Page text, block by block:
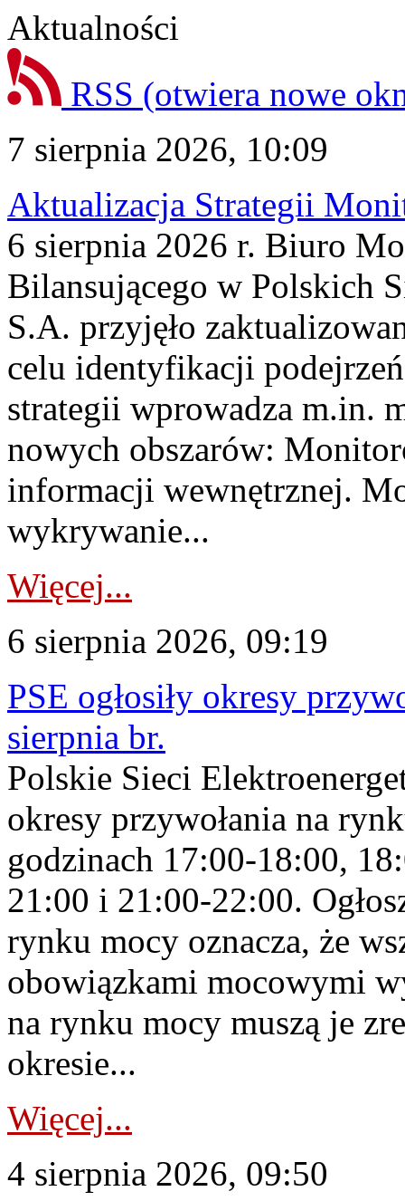
Aktualności
RSS (otwiera nowe
7 sierpnia 2026, 10:09
Aktualizacja Strategii
6 sierpnia 2026 r. Biuro
Bilansującego w Polskich
S.A. przyjęło
celu identyfikacji
strategii wprowadza m.in.
nowych obszarów:
informacji wewnętrznej.
wykrywanie...
Więcej...
6 sierpnia 2026, 09:19
PSE ogłosiły okresy
sierpnia br.
Polskie Sieci
okresy przywołania na
godzinach 17:00-18:00,
21:00 i 21:00-22:00.
rynku mocy oznacza, że
obowiązkami mocowymi
na rynku mocy muszą je
okresie...
Więcej...
4 sierpnia 2026, 09:50